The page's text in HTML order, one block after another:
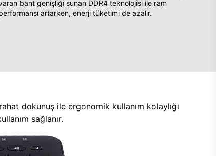
bant genişliği sunan DDR4 teknolojisi ile ram
artarken, enerji tüketimi de azalır.
dokunuş ile ergonomik kullanım kolaylığı
sağlanır.